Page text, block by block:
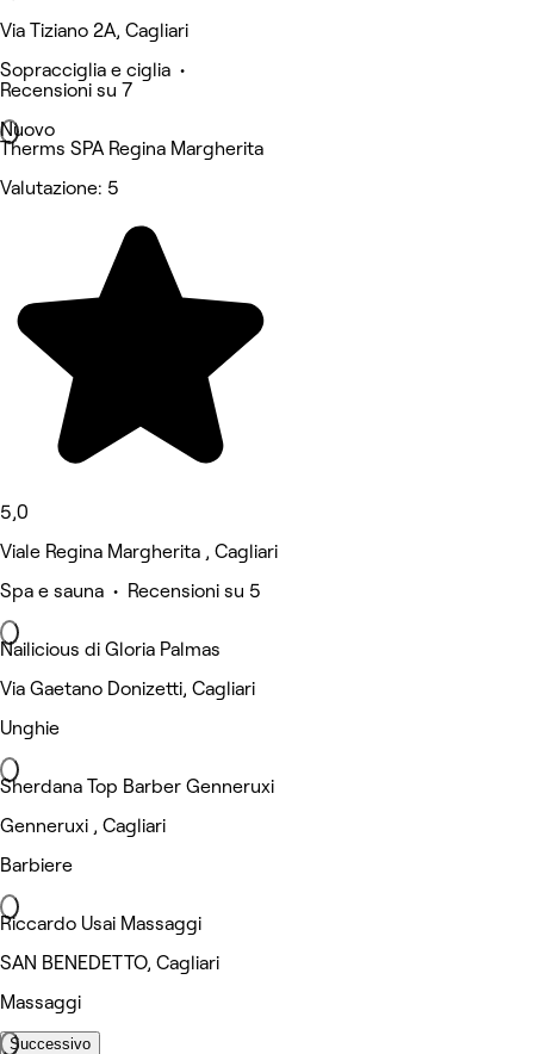
Via Tiziano 2A, Cagliari
Sopracciglia e ciglia •
Recensioni su 7
Nuovo
Therms SPA Regina Margherita
Valutazione: 5
5,0
Viale Regina Margherita , Cagliari
Spa e sauna • Recensioni su 5
Nailicious di Gloria Palmas
Via Gaetano Donizetti, Cagliari
Unghie
Sherdana Top Barber Genneruxi
Genneruxi , Cagliari
Barbiere
Riccardo Usai Massaggi
SAN BENEDETTO, Cagliari
Massaggi
Successivo